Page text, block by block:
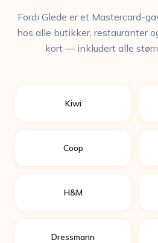
Fordi Glede er et Mastercard-
hos alle butikker, restauranter
kort — inkludert alle
Kiwi
Coop
H&M
Dressmann